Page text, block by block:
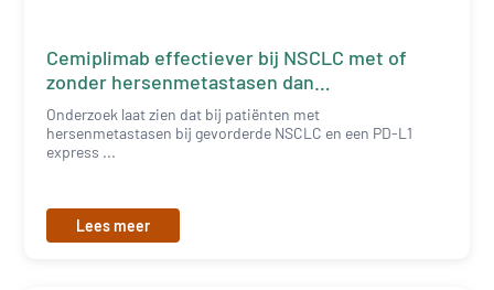
Cemiplimab effectiever bij NSCLC met of
zonder hersenmetastasen dan
chemotherapie
Onderzoek laat zien dat bij patiënten met
hersenmetastasen bij gevorderde NSCLC en een PD-L1
express ...
Lees meer